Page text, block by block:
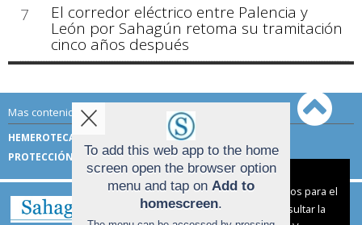
7
El corredor eléctrico entre Palencia y
León por Sahagún retoma su tramitación
cinco años después
Mas contenido de Sahagún Digital:
HEMEROTECA
TÉRMINOS DE USO
PROTECCIÓN DE DATOS
Aviso sobre el Uso de cookies:
Utilizamos cookies nuestras y de terceros para el
funcionamiento del digital. Puedes consultar la
To add this web app to the home
screen open the browser option
menu and tap on Add to
homescreen.